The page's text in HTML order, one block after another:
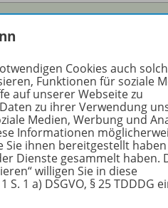
können Sie
Tagungsräume sind mit
Arbeiten
Lernumgebung.
im Westermann
Cookies auch
Funktionen für soziale
auf unserer Webseite zu
zu ihrer Verwendung
Medien, Werbung und
Informationen
Sie ihnen bereitgestellt
Dienste gesammelt haben.
willigen Sie in diese
1 a) DSGVO, § 25 TDDDG